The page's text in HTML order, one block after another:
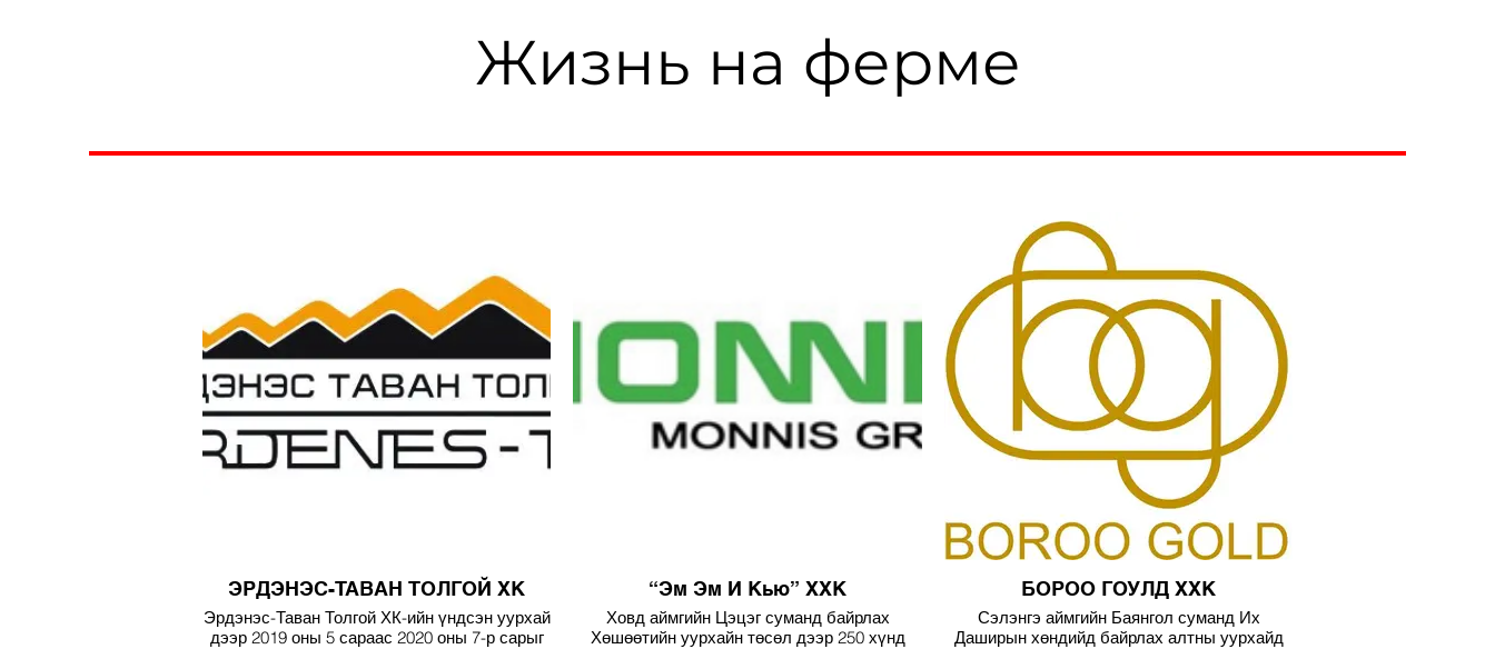
Жизнь на ферме
ЭРДЭНЭС-ТАВАН ТОЛГОЙ ХК
Эрдэнэс-Таван Толгой ХК-ийн үндсэн уурхай
дээр 2019 оны 5 сараас 2020 оны 7-р сарыг
“Эм Эм И Кью” ХХК
Ховд аймгийн Цэцэг суманд байрлах
Хөшөөтийн уурхайн төсөл дээр 250 хүнд
БОРОО ГОУЛД ХХК
Сэлэнгэ аймгийн Баянгол суманд Их
Даширын хөндийд байрлах алтны уурхайд